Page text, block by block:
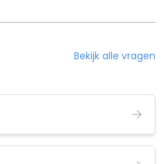
Bekijk alle vragen